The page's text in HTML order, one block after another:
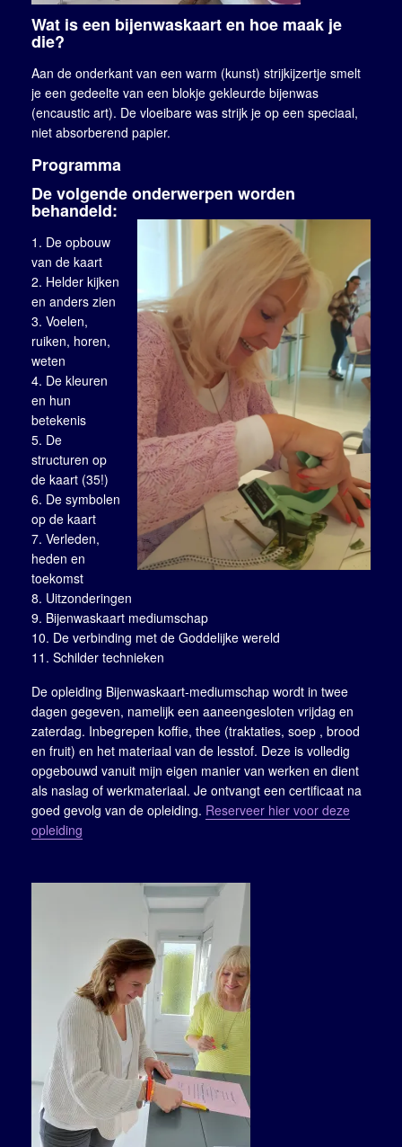
Wat is een bijenwaskaart en hoe maak je
die?
Aan de onderkant van een warm (kunst) strijkijzertje smelt
je een gedeelte van een blokje gekleurde bijenwas
(encaustic art). De vloeibare was strijk je op een speciaal,
niet absorberend papier.
Programma
De volgende onderwerpen worden
behandeld:
De opbouw
van de kaart
Helder kijken
en anders zien
Voelen,
ruiken, horen,
weten
De kleuren
en hun
betekenis
De
structuren op
de kaart (35!)
De symbolen
op de kaart
Verleden,
heden en
toekomst
Uitzonderingen
Bijenwaskaart mediumschap
De verbinding met de Goddelijke wereld
Schilder technieken
De opleiding Bijenwaskaart-mediumschap wordt in twee
dagen gegeven, namelijk een aaneengesloten vrijdag en
zaterdag. Inbegrepen koffie, thee (traktaties, soep , brood
en fruit) en het materiaal van de lesstof. Deze is volledig
opgebouwd vanuit mijn eigen manier van werken en dient
als naslag of werkmateriaal. Je ontvangt een certificaat na
goed gevolg van de opleiding. Reserveer hier voor deze
opleiding